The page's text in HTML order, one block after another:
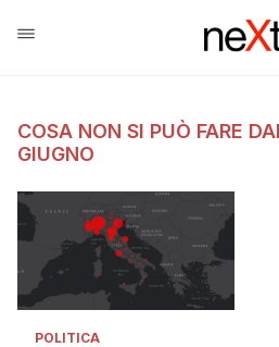
COSA NON SI PUÒ FARE
GIUGNO
POLITICA